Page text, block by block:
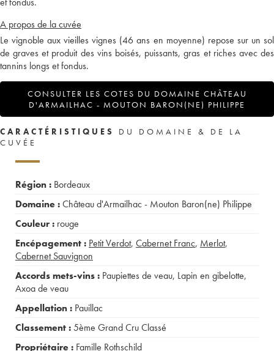
A propos de la cuvée
Le vignoble aux vieilles vignes (46 ans en moyenne) repose sur un sol
de graves et produit des vins boisés, puissants, gras et riches avec des
tannins longs et fondus.
CONSULTER LES COTES DU DOMAINE CHÂTEAU
D'ARMAILHAC - MOUTON BARON(NE) PHILIPPE
CARACTÉRISTIQUES
DU DOMAINE & DE LA
CUVÉE
Région : Bordeaux
Domaine :Château d'Armailhac - Mouton Baron(ne) Philippe
Couleur : rouge
Encépagement : Petit Verdot, Cabernet Franc, Merlot,
Cabernet Sauvignon
Accords mets-vins : Paupiettes de veau, Lapin en gibelotte,
Axoa de veau
Appellation : Pauillac
Classement :5ème Grand Cru Classé
Propriétaire : Famille Rothschild